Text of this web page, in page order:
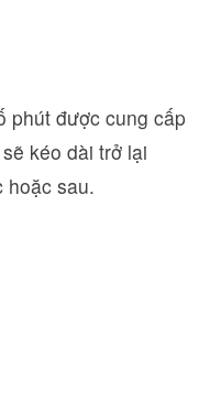
phút được cung cấp
kéo dài trở lại
hoặc sau.